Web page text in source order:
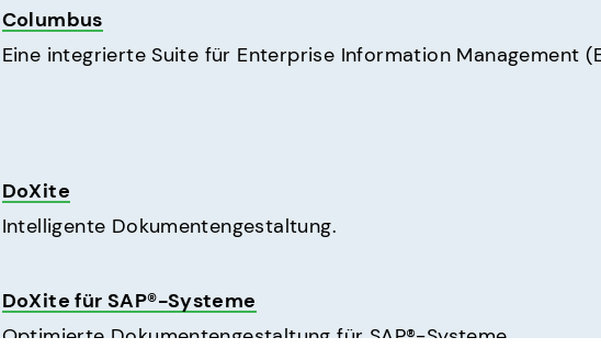
Columbus
Eine integrierte Suite für Enterprise Information Management
DoXite
Intelligente Dokumentengestaltung.
DoXite für SAP®-Systeme
Optimierte Dokumentengestaltung für SAP®-Systeme.